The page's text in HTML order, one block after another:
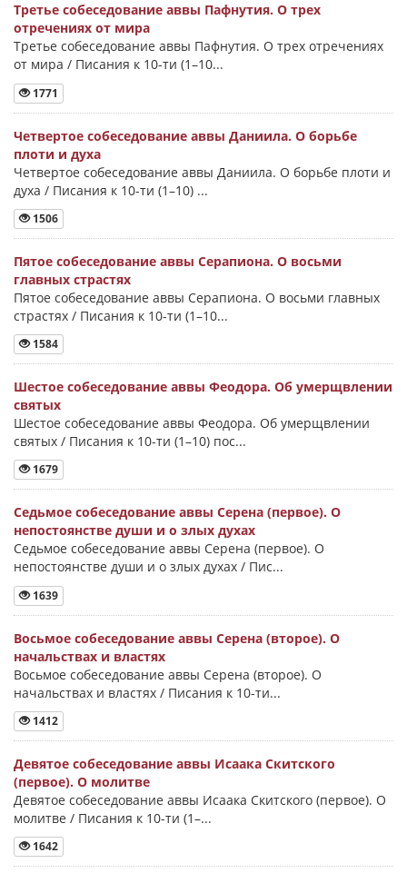
Третье собеседование аввы Пафнутия. О трех
отречениях от мира
Третье собеседование аввы Пафнутия. О трех отречениях
от мира / Писания к 10-ти (1–10...
1771
Четвертое собеседование аввы Даниила. О борьбе
плоти и духа
Четвертое собеседование аввы Даниила. О борьбе плоти и
духа / Писания к 10-ти (1–10) ...
1506
Пятое собеседование аввы Серапиона. О восьми
главных страстях
Пятое собеседование аввы Серапиона. О восьми главных
страстях / Писания к 10-ти (1–10...
1584
Шестое собеседование аввы Феодора. Об умерщвлении
святых
Шестое собеседование аввы Феодора. Об умерщвлении
святых / Писания к 10-ти (1–10) пос...
1679
Седьмое собеседование аввы Серена (первое). О
непостоянстве души и о злых духах
Седьмое собеседование аввы Серена (первое). О
непостоянстве души и о злых духах / Пис...
1639
Восьмое собеседование аввы Серена (второе). О
начальствах и властях
Восьмое собеседование аввы Серена (второе). О
начальствах и властях / Писания к 10-ти...
1412
Девятое собеседование аввы Исаака Скитского
(первое). О молитве
Девятое собеседование аввы Исаака Скитского (первое). О
молитве / Писания к 10-ти (1–...
1642